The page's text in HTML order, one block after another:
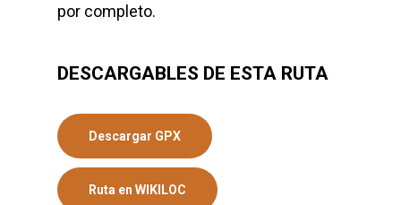
por completo.
DESCARGABLES DE ESTA RUTA
Descargar GPX
Ruta en WIKILOC